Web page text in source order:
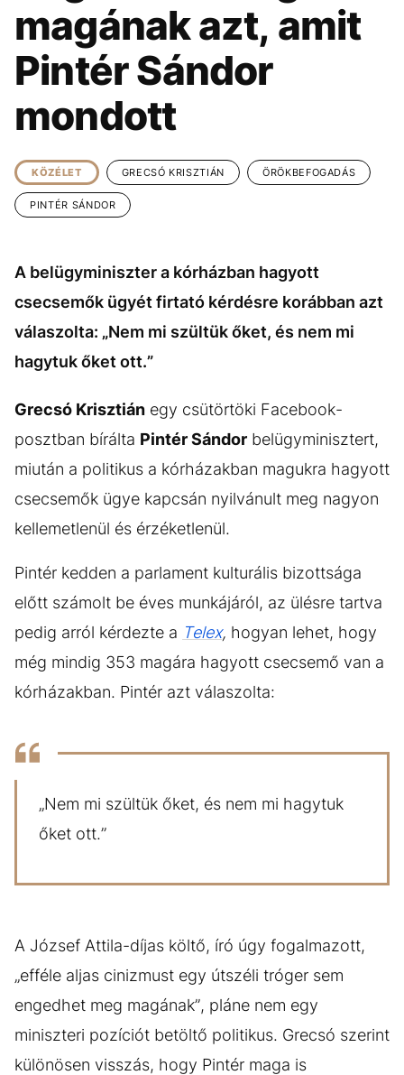
KÖZÉLET UTAZÁS
ÉLETMÓD DESIGN
BESZÉLGETÉSEK ARCOK
VIDEÓ
magának azt, amit
Pintér Sándor
mondott
KÖZÉLET GRECSÓ KRISZTIÁN ÖRÖKBEFOGADÁS
PINTÉR SÁNDOR
A belügyminiszter a kórházban hagyott
csecsemők ügyét firtató kérdésre korábban azt
válaszolta: „Nem mi szültük őket, és nem mi
hagytuk őket ott.”
Grecsó Krisztián egy csütörtöki Facebook-
posztban bírálta Pintér Sándor belügyminisztert,
miután a politikus a kórházakban magukra hagyott
csecsemők ügye kapcsán nyilvánult meg nagyon
kellemetlenül és érzéketlenül.
Pintér kedden a parlament kulturális bizottsága
előtt számolt be éves munkájáról, az ülésre tartva
pedig arról kérdezte a Telex, hogyan lehet, hogy
még mindig 353 magára hagyott csecsemő van a
kórházakban. Pintér azt válaszolta:
„Nem mi szültük őket, és nem mi hagytuk
őket ott.”
A József Attila-díjas költő, író úgy fogalmazott,
„efféle aljas cinizmust egy útszéli tróger sem
engedhet meg magának”, pláne nem egy
miniszteri pozíciót betöltő politikus. Grecsó szerint
különösen visszás, hogy Pintér maga is